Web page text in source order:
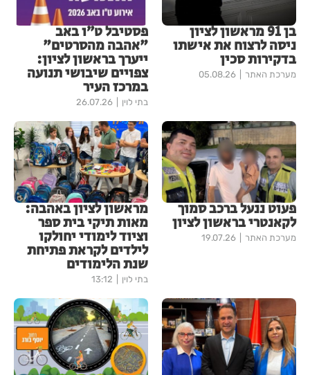
בן 91 מראשון לציון
ניסה לרצוח את אישתו
בדקירות סכין
מערכת האתר 05.08.26
פסטיבל ט״ו באב
"אהבה מהסרטים"
ייערך בראשון לציון:
צפויים שיבושי תנועה
במרכז העיר
בתי לוין 26.07.26
פעוט ננעל ברכב סמוך
לקאנטרי בראשון לציון
מערכת האתר 19.07.26
מראשון לציון באהבה:
מאות תיקי בית ספר
וציוד לימודי יחולקו
לילדים לקראת פתיחת
שנת הלימודים
בתי לוין 13:12